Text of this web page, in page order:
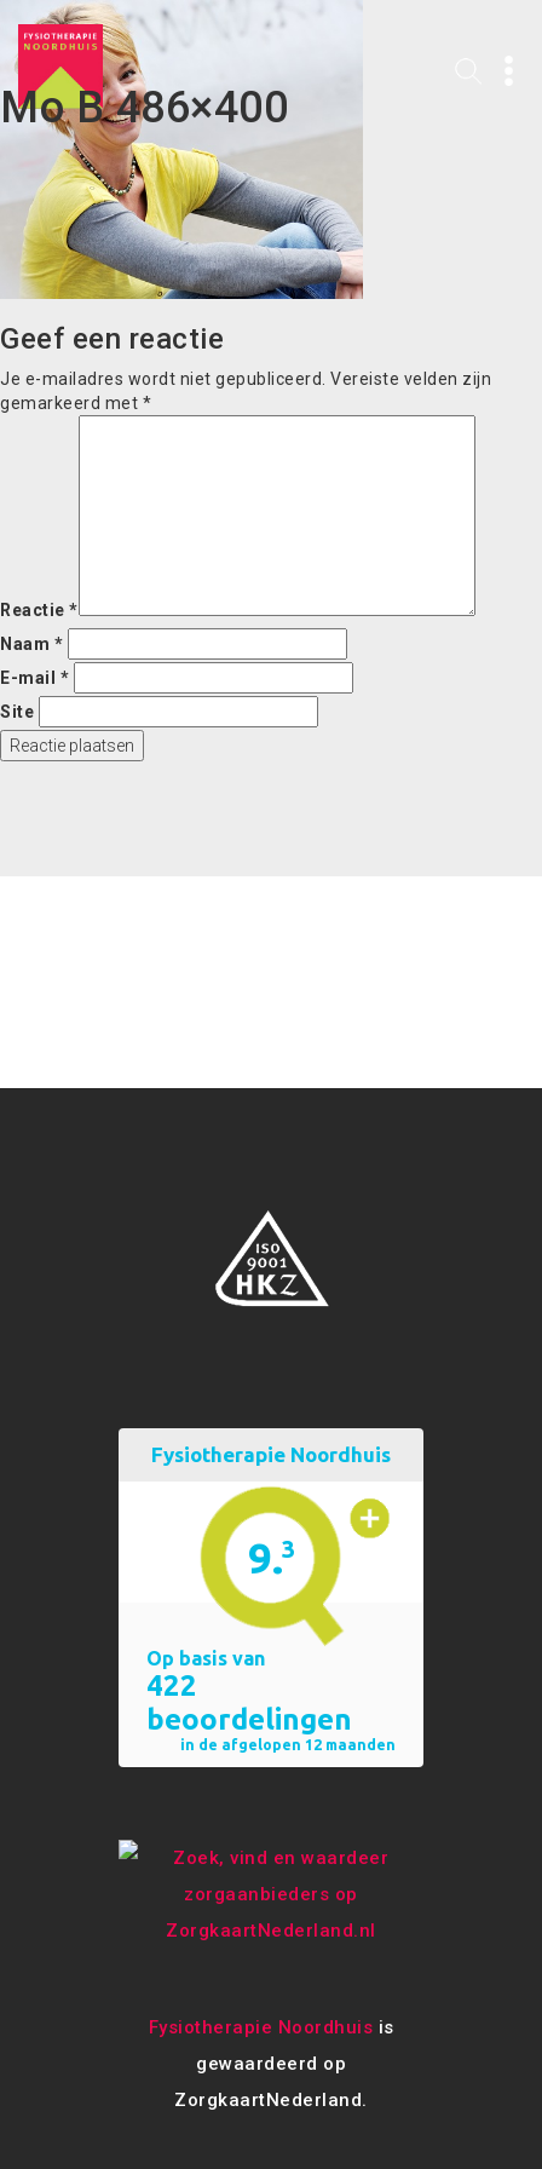
Mo B 486×400
Geef een reactie
Je e-mailadres wordt niet gepubliceerd. Vereiste velden zijn
gemarkeerd met *
Reactie *
Naam *
E-mail *
Site
Fysiotherapie Noordhuis is
gewaardeerd op
ZorgkaartNederland.